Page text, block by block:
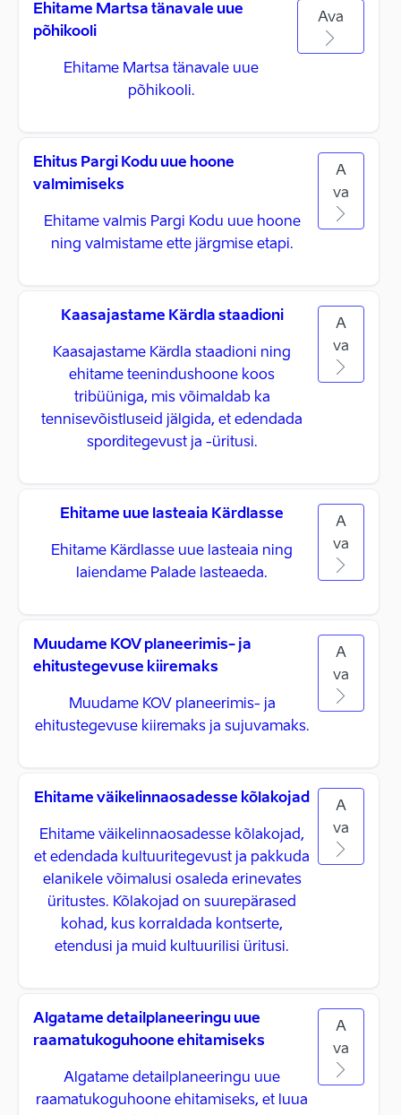
Ehitame Martsa tänavale uue
põhikooli
Ehitame Martsa tänavale uue
põhikooli.
Ava
Ehitus Pargi Kodu uue hoone
valmimiseks
Ehitame valmis Pargi Kodu uue hoone
ning valmistame ette järgmise etapi.
A
va
Kaasajastame Kärdla staadioni
Kaasajastame Kärdla staadioni ning
ehitame teenindushoone koos
tribüüniga, mis võimaldab ka
tennisevõistluseid jälgida, et edendada
sporditegevust ja -üritusi.
A
va
Ehitame uue lasteaia Kärdlasse
Ehitame Kärdlasse uue lasteaia ning
laiendame Palade lasteaeda.
A
va
Muudame KOV planeerimis- ja
ehitustegevuse kiiremaks
Muudame KOV planeerimis- ja
ehitustegevuse kiiremaks ja sujuvamaks.
A
va
Ehitame väikelinnaosadesse kõlakojad
Ehitame väikelinnaosadesse kõlakojad,
et edendada kultuuritegevust ja pakkuda
elanikele võimalusi osaleda erinevates
üritustes. Kõlakojad on suurepärased
kohad, kus korraldada kontserte,
etendusi ja muid kultuurilisi üritusi.
A
va
Algatame detailplaneeringu uue
raamatukoguhoone ehitamiseks
Algatame detailplaneeringu uue
raamatukoguhoone ehitamiseks, et luua
A
va